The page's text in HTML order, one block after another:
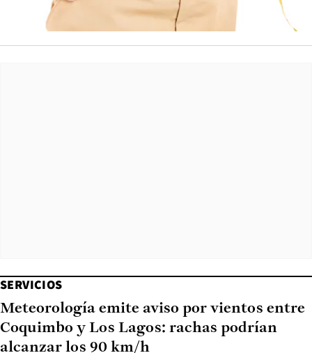
SERVICIOS
Meteorología emite aviso por vientos entre
Coquimbo y Los Lagos: rachas podrían
alcanzar los 90 km/h